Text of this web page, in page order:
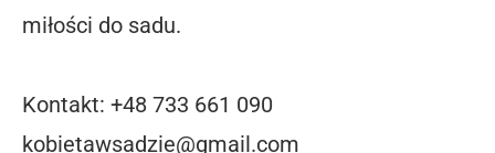
miłości do sadu.
Kontakt: +48 733 661 090
kobietawsadzie@gmail.com